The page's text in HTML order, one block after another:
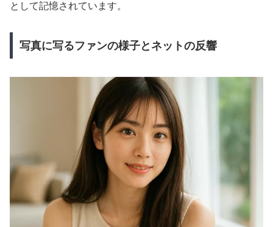
として記憶されています。
写真に写るファンの様子とネットの反響